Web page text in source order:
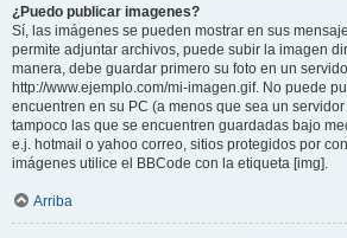
¿Puedo publicar imagenes?
Sí, las imágenes se pueden mostrar en sus
permite adjuntar archivos, puede subir la imagen
manera, debe guardar primero su foto en un
http://www.ejemplo.com/mi-imagen.gif. No puede
encuentren en su PC (a menos que sea un
tampoco las que se encuentren guardadas bajo
e.j. hotmail o yahoo correo, sitios protegidos por
imágenes utilice el BBCode con la etiqueta [img].
Arriba